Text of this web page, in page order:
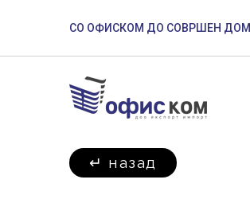
СО ОФИСКОМ ДО СОВРШЕН ДОМ
↵ назад